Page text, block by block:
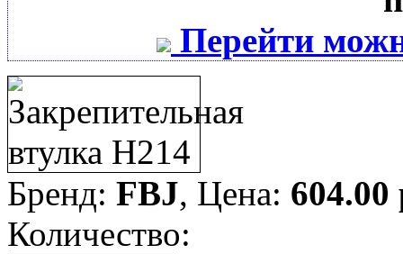
Перейти
Бренд: FBJ, Цена: 604.00
Количество: